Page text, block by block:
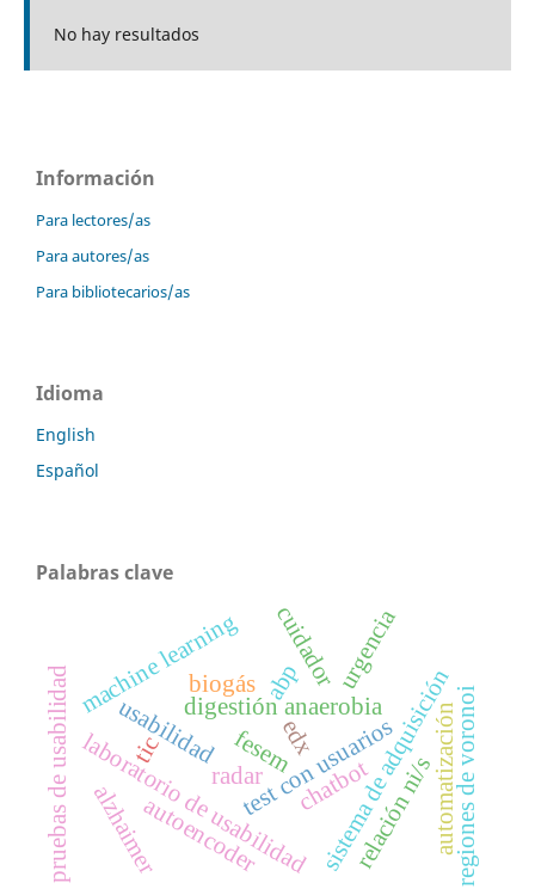
No hay resultados
Información
Para lectores/as
Para autores/as
Para bibliotecarios/as
Idioma
English
Español
Palabras clave
laboratorio de usabilidad
pruebas de usabilidad test con usuarios
usabilidad sistema de adquisición
digestión anaerobia automatización
biogás
autoencoder
machine learning
regiones de voronoi
abp
fesemedx
relación ni/s
chatbot
alzhaimer
cuidador urgencia
tic
radar